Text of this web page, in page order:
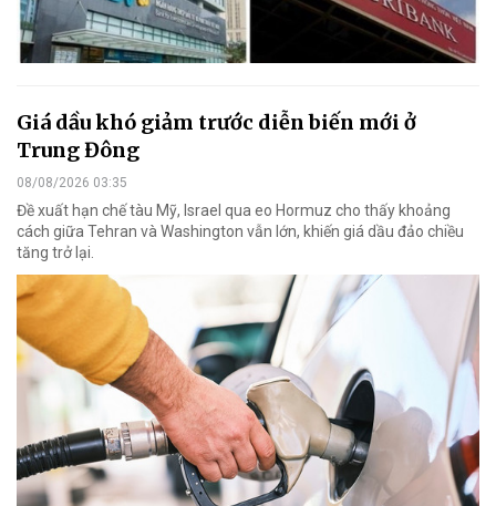
Giá dầu khó giảm trước diễn biến mới ở
Trung Đông
08/08/2026 03:35
Đề xuất hạn chế tàu Mỹ, Israel qua eo Hormuz cho thấy khoảng
cách giữa Tehran và Washington vẫn lớn, khiến giá dầu đảo chiều
tăng trở lại.